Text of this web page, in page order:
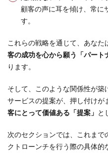
顧客の声に耳を傾け、常に
す。
これらの戦略を通じて、あなた
客の成功を心から願う「パート
ります。
そして、このような関係性が
サービスの提案が、押し付けが
客にとって価値ある「提案」 と
次のセクションでは、これま
クトローンチを行う際の具体的